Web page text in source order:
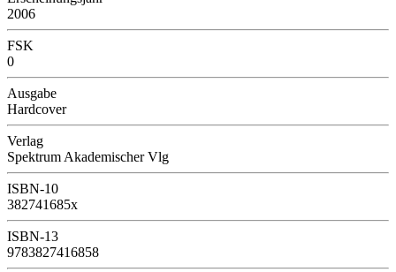
2006
FSK
0
Ausgabe
Hardcover
Verlag
Spektrum Akademischer Vlg
ISBN-10
382741685x
ISBN-13
9783827416858